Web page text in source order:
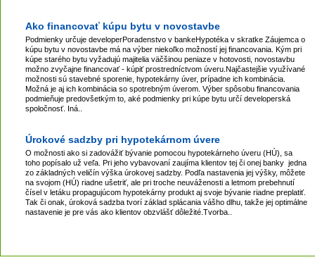
Ako financovať kúpu bytu v novostavbe
Podmienky určuje developerPoradenstvo v bankeHypotéka v skratke Záujemca o
kúpu bytu v novostavbe má na výber niekoľko možností jej financovania. Kým pri
kúpe starého bytu vyžadujú majitelia väčšinou peniaze v hotovosti, novostavbu
možno zvyčajne financovať - kúpiť prostredníctvom úveru.Najčastejšie využívané
možnosti sú stavebné sporenie, hypotekárny úver, prípadne ich kombinácia.
Možná je aj ich kombinácia so spotrebným úverom. Výber spôsobu financovania
podmieňuje predovšetkým to, aké podmienky pri kúpe bytu určí developerská
spoločnosť. Iná..
Úrokové sadzby pri hypotekárnom úvere
O možnosti ako si zadovážiť bývanie pomocou hypotekárneho úveru (HÚ), sa
toho popísalo už veľa. Pri jeho vybavovaní zaujíma klientov tej či onej banky jedna
zo základných veličín výška úrokovej sadzby. Podľa nastavenia jej výšky, môžete
na svojom (HÚ) riadne ušetriť, ale pri troche neuváženosti a letmom prebehnutí
čísel v letáku propagujúcom hypotekárny produkt aj svoje bývanie riadne preplatiť.
Tak či onak, úroková sadzba tvorí základ splácania vášho dlhu, takže jej optimálne
nastavenie je pre vás ako klientov obzvlášť dôležité.Tvorba..